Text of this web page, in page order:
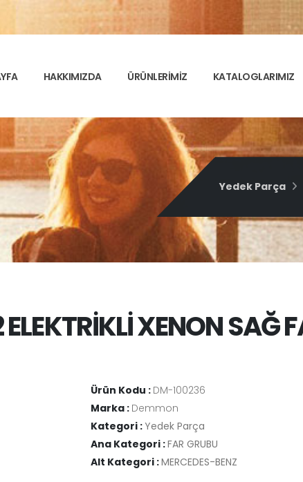
HAKKIMIZDA ÜRÜNLERİMİZ KATALOGLARIMIZ
Yedek Parça
XENON SAĞ
Ürün Kodu : DM-100236
Marka : Demmon
Kategori :Yedek Parça
Ana Kategori :FAR GRUBU
Alt Kategori :MERCEDES-BENZ